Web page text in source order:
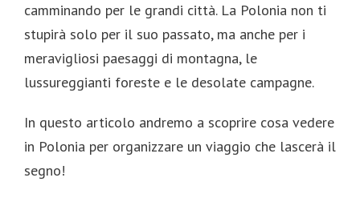
camminando per le grandi città. La Polonia non ti
stupirà solo per il suo passato, ma anche per i
meravigliosi paesaggi di montagna, le
lussureggianti foreste e le desolate campagne.
In questo articolo andremo a scoprire cosa vedere
in Polonia per organizzare un viaggio che lascerà il
segno!